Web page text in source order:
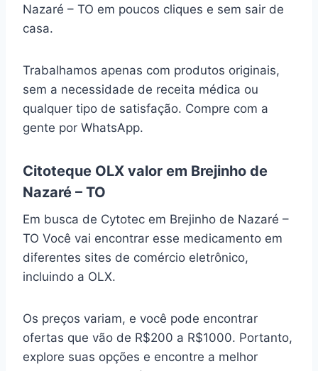
Nazaré – TO em poucos cliques e sem sair de
casa.
Trabalhamos apenas com produtos originais,
sem a necessidade de receita médica ou
qualquer tipo de satisfação. Compre com a
gente por WhatsApp.
Citoteque OLX valor em Brejinho de
Nazaré – TO
Em busca de Cytotec em Brejinho de Nazaré –
TO Você vai encontrar esse medicamento em
diferentes sites de comércio eletrônico,
incluindo a OLX.
Os preços variam, e você pode encontrar
ofertas que vão de R$200 a R$1000. Portanto,
explore suas opções e encontre a melhor